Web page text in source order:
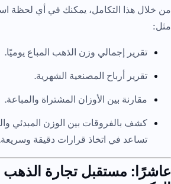
من خلال هذا التكامل، يمكنك في أي لحظة
مثل:
تقرير إجمالي وزن الذهب المباع يوميًا.
تقرير أرباح المصنعية الشهرية.
مقارنة بين الأوزان المشتراة والمباعة.
كشف بالفروقات بين الوزن المبدئي
تساعد في اتخاذ قرارات دقيقة
عاشرًا: مستقبل تجارة الذهب